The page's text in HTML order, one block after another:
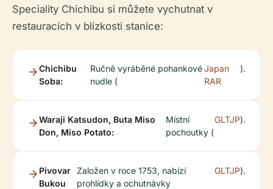
Speciality Chichibu si můžete vychutnat v
restauracích v blízkosti stanice:
Chichibu
Soba:
Ručně vyráběné pohankové
nudle (
Japan
RAR
).
Waraji Katsudon, Buta Miso
Don, Miso Potato:
Místní
pochoutky (
GLTJP).
Pivovar
Bukou
Založen v roce 1753, nabízí
prohlídky a ochutnávky
GLTJP).